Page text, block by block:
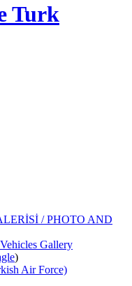
Turk
/ PHOTO AND
Gallery
)
Air Force)